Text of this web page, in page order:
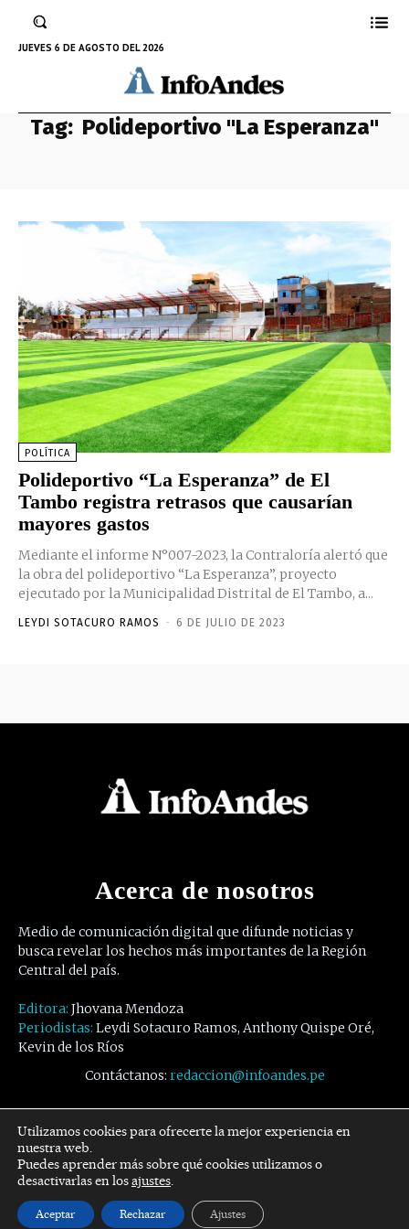
JUEVES 6 DE AGOSTO DEL 2026
Tag: Polideportivo "La Esperanza"
POLÍTICA
Polideportivo “La Esperanza” de El
Tambo registra retrasos que causarían
mayores gastos
Mediante el informe N°007-2023, la Contraloría alertó que
la obra del polideportivo “La Esperanza”, proyecto
ejecutado por la Municipalidad Distrital de El Tambo, a...
LEYDI SOTACURO RAMOS - 6 DE JULIO DE 2023
Acerca de nosotros
Medio de comunicación digital que difunde noticias y
busca revelar los hechos más importantes de la Región
Central del país.
Editora: Jhovana Mendoza
Periodistas: Leydi Sotacuro Ramos, Anthony Quispe Oré,
Kevin de los Ríos
Contáctanos: redaccion@infoandes.pe
Síguenos
Facebook Twitter Youtube
Utilizamos cookies para ofrecerte la mejor experiencia en
nuestra web.
Puedes aprender más sobre qué cookies utilizamos o
desactivarlas en losajustes.
Aceptar Rechazar Ajustes